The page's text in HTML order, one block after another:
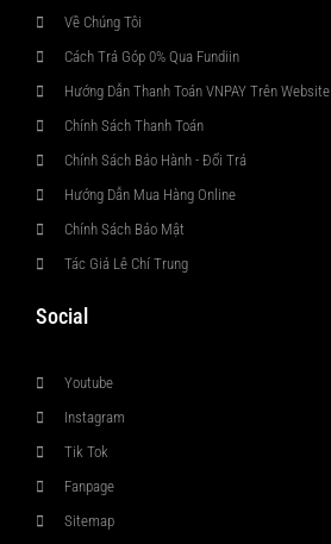
Về Chúng Tôi
Cách Trả Góp 0% Qua Fundiin
Hướng Dẫn Thanh Toán VNPAY Trên Website
Chính Sách Thanh Toán
Chính Sách Bảo Hành - Đổi Trả
Hướng Dẫn Mua Hàng Online
Chính Sách Bảo Mật
Tác Giả Lê Chí Trung
Social
Youtube
Instagram
Tik Tok
Fanpage
Sitemap